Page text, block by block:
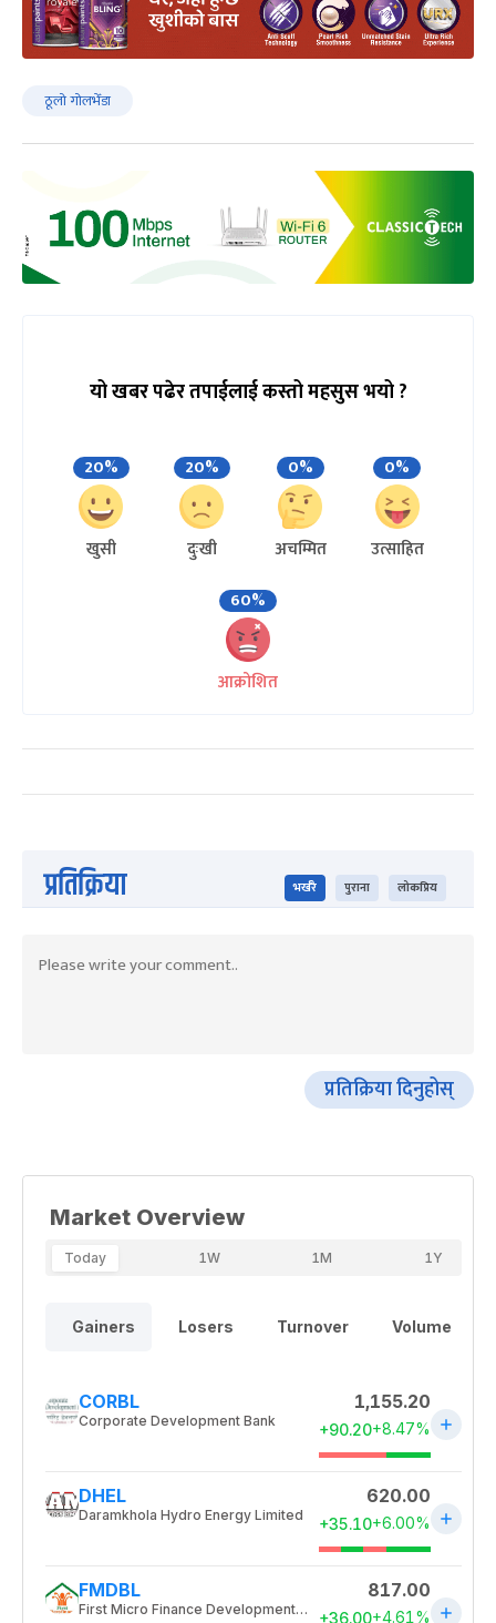
ठूलो गोलभेँडा
यो खबर पढेर तपाईलाई कस्तो महसुस भयो ?
20%
खुसी
20%
दुःखी
0%
अचम्मित
0%
उत्साहित
60%
आक्रोशित
प्रतिक्रिया भर्खरै पुराना लोकप्रिय
प्रतिक्रिया दिनुहोस्